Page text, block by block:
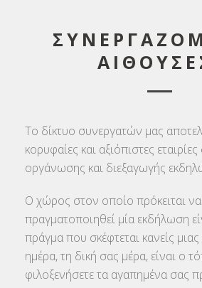
Το δίκτυο συνεργατών μας
κορυφαίες και αξιόπιστες
οργάνωσης και διεξαγωγής
Ο χώρος στον οποίο πρόκειται να
πραγματοποιηθεί μία εκδήλωση
πράγμα που σκέφτεται κανείς μιας
ημέρα, τη δική σας μέρα, είναι ο
φιλοξενήσετε τα αγαπημένα σας